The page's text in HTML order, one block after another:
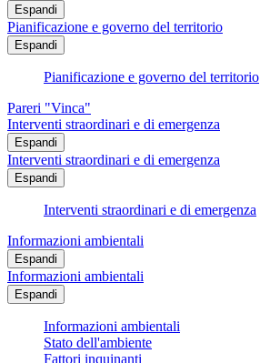
Espandi
Pianificazione e governo del territorio
Espandi
Pianificazione e governo del territorio
Pareri "Vinca"
Interventi straordinari e di emergenza
Espandi
Interventi straordinari e di emergenza
Espandi
Interventi straordinari e di emergenza
Informazioni ambientali
Espandi
Informazioni ambientali
Espandi
Informazioni ambientali
Stato dell'ambiente
Fattori inquinanti